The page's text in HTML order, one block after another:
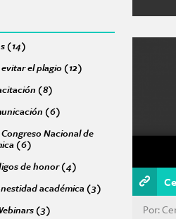
(14)
el plagio (12)
(8) Apply Programas de
(6)
Nacional de
(6) Apply Presentaciones de
de honor (4) Apply Reglamentos y
académica (3) Apply Casos
(3) Apply Cursos en línea yPor: